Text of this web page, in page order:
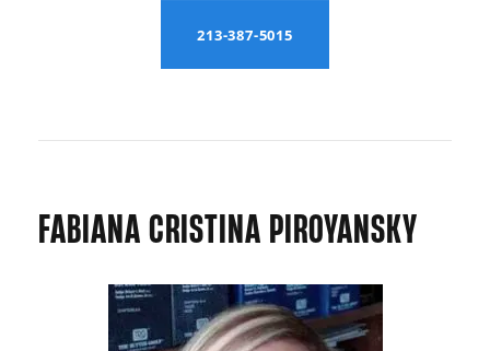
213-387-5015
FABIANA CRISTINA PIROYANSKY